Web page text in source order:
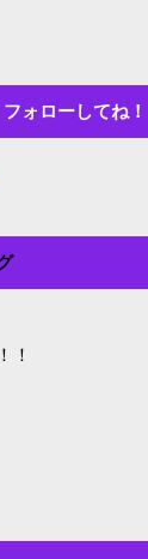
ォローしてね！
！